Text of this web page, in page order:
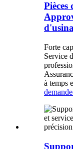
Forte
Service
à temps
demande